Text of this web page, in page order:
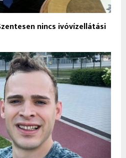
nincs ivóvízellátási